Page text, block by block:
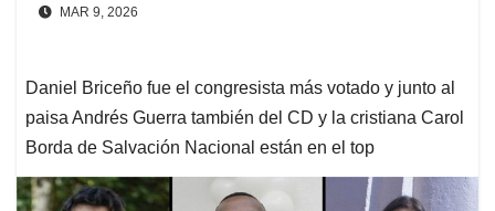
MAR 9, 2026
Daniel Briceño fue el congresista más votado y junto al
paisa Andrés Guerra también del CD y la cristiana Carol
Borda de Salvación Nacional están en el top